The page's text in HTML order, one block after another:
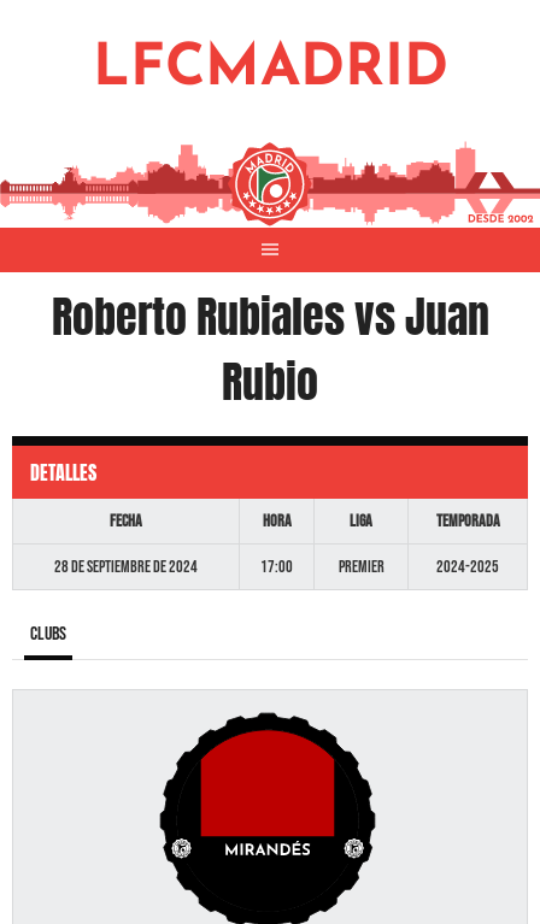
LFCMADRID
Roberto Rubiales vs Juan
Rubio
DETALLES
Fecha Hora Liga Temporada
28 de septiembre de 2024 17:00 Premier 2024-2025
Clubs